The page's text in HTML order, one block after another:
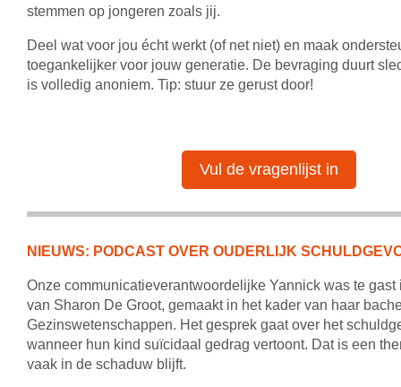
stemmen op jongeren zoals jij.
Deel wat voor jou écht werkt (of net niet) en maak
toegankelijker voor jouw generatie. De bevraging duurt
is volledig anoniem. Tip: stuur ze gerust door!
Vul de vragenlijst in
NIEUWS: PODCAST OVER OUDERLIJK
Onze communicatieverantwoordelijke Yannick was te gast
van Sharon De Groot, gemaakt in het kader van haar
Gezinswetenschappen. Het gesprek gaat over het
wanneer hun kind suïcidaal gedrag vertoont. Dat is een
vaak in de schaduw blijft.